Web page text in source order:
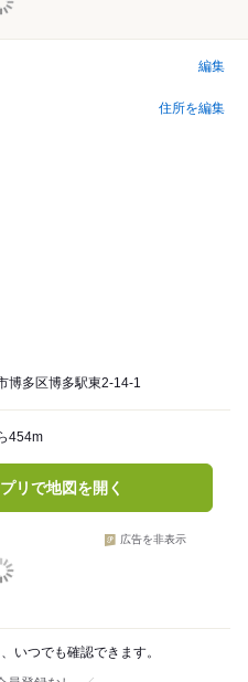
編集
住所を編集
博多区博多駅東2-14-1
454m
リで地図を開く
広告を非表示
いつでも確認できます。